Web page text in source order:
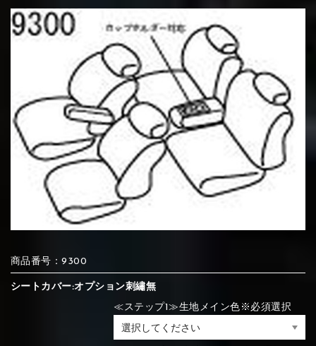
①Beige ②Gray
④Brown ⑤Dark Brown ⑥Yellow
⑦Blue ⑧Orange ⑨Pink
⑪Black
①Beige ②Gray ③Red
④Brown ⑤Dark Brown ⑥Yellow
⑦Blue ⑧Orange
ください
刺繍は下記21種類からご選択ください。
①Beige ②Gray ③Red
④Brown
赤く塗られている場所を選択
ください
刺繍は下記21種類からご選択ください。
①Black ②Gray ③Light gray
⑤Ivory
赤く塗られている場所を選択
ください
刺繍は下記21種類からご選択ください。
①Black ②Gray ③Light gray
④Beige ⑤Ivory
商品番号：9300
シートカバー:オプション刺繡無
≪ステップ1≫生地メイン色※必須選択